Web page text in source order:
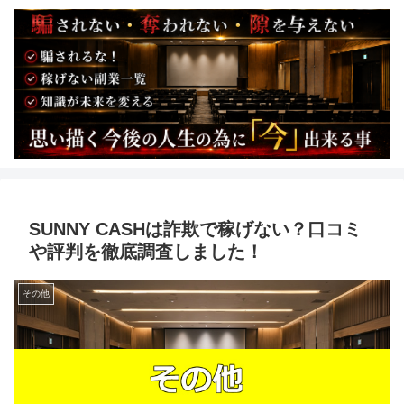
SUNNY CASHは詐欺で稼げない？口コミ
や評判を徹底調査しました！
その他